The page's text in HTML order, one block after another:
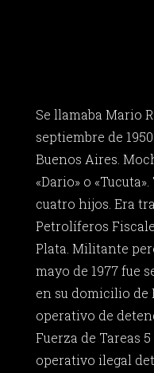
Se llamaba Mario
septiembre de
Buenos Aires.
«Dario» o
cuatro hijos. Era
Petrolíferos
Plata. Militante
mayo de 1977 fue
en su domicilio de
operativo de
Fuerza de Tareas
operativo ilegal